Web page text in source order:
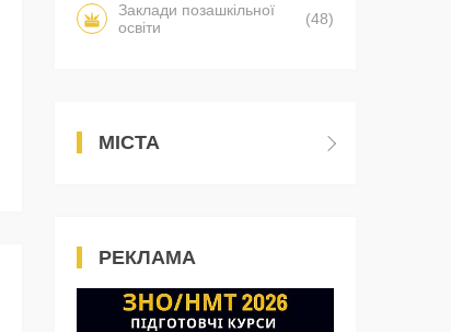
Заклади позашкільної
освіти
(48)
МІСТА
РЕКЛАМА